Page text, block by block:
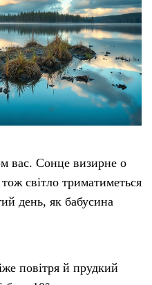
вас. Сонце визирне о
світло триматиметься
день, як бабусина
повітря й прудкий